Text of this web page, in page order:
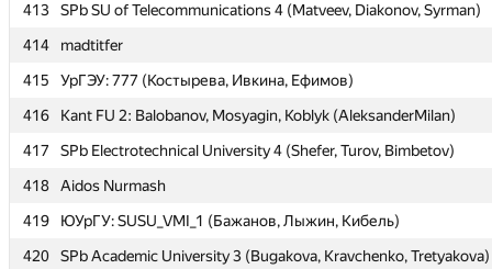
413
SPb SU of Telecommunications 4 (Matveev, Diakonov, Syrman)
414
madtitfer
415
УрГЭУ: 777 (Костырева, Ивкина, Ефимов)
416
Kant FU 2: Balobanov, Mosyagin, Koblyk (AleksanderMilan)
417
SPb Electrotechnical University 4 (Shefer, Turov, Bimbetov)
418
Aidos Nurmash
419
ЮУрГУ: SUSU_VMI_1 (Бажанов, Лыжин, Кибель)
420
SPb Academic University 3 (Bugakova, Kravchenko, Tretyakova)
413
SPb SU of Telecommunications 4 (Matveev, Diakonov, Syrman)
414
madtitfer
415
УрГЭУ: 777 (Костырева, Ивкина, Ефимов)
416
Kant FU 2: Balobanov, Mosyagin, Koblyk (AleksanderMilan)
417
SPb Electrotechnical University 4 (Shefer, Turov, Bimbetov)
418
Aidos Nurmash
419
ЮУрГУ: SUSU_VMI_1 (Бажанов, Лыжин, Кибель)
420
SPb Academic University 3 (Bugakova, Kravchenko, Tretyakova)